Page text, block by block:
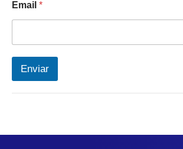
Email *
Enviar